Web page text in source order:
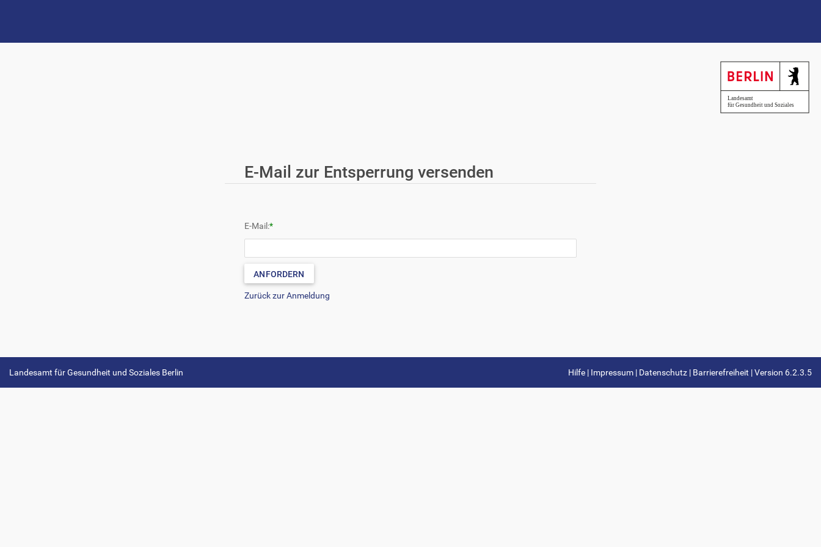
E-Mail zur Entsperrung versenden
E-Mail:*
ANFORDERN
Zurück zur Anmeldung
Landesamt für Gesundheit und Soziales Berlin Hilfe | Impressum | Datenschutz | Barrierefreiheit |Version 6.2.3.5